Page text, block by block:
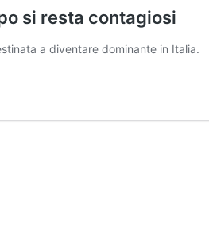
si resta contagiosi
a diventare dominante in Italia.